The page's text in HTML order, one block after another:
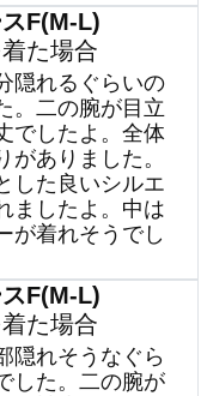
F(M-L)
た場合
隠れるぐらいの
。二の腕が目立
でしたよ。全体
がありました。
した良いシルエ
ましたよ。中は
が着れそうでし
F(M-L)
た場合
隠れそうなぐら
した。二の腕が